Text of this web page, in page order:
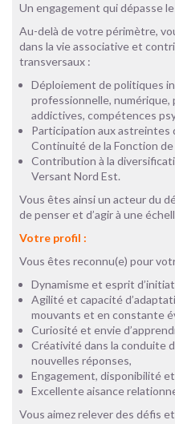
Un engagement qui dépasse
Au-delà de votre périmètre,
dans la vie associative et
transversaux :
Déploiement de politiques
professionnelle,
addictives, compétences
Participation aux astreintes
Continuité de la Fonction
Contribution à la
Versant Nord Est.
Vous êtes ainsi un acteur du
de penser et d’agir à une
Votre profil :
Vous êtes reconnu(e) pour
Dynamisme et esprit
Agilité et capacité
mouvants et en constante
Curiosité et envie
Créativité dans la conduite
nouvelles réponses,
Engagement, disponibilité
Excellente aisance
Vous aimez relever des défis